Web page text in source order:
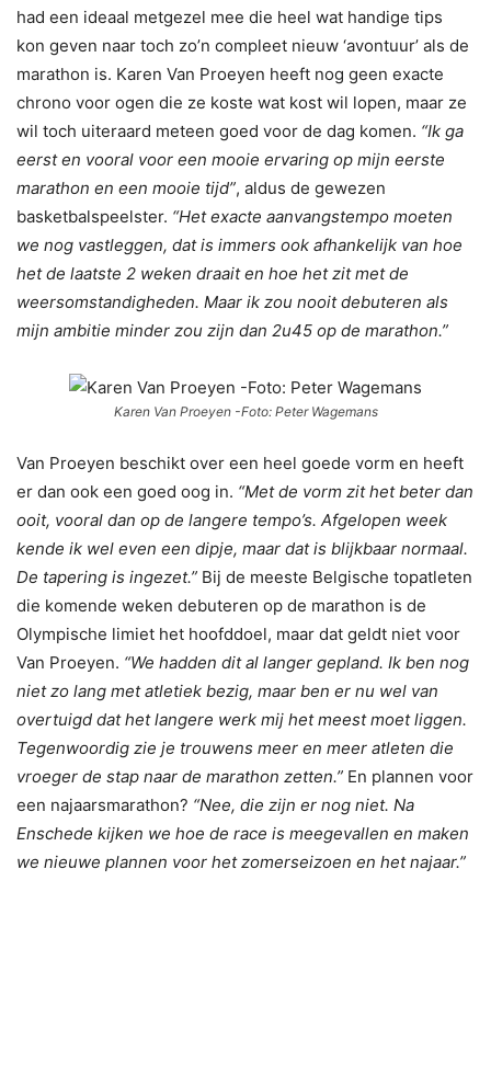
had een ideaal metgezel mee die heel wat handige tips
kon geven naar toch zo’n compleet nieuw ‘avontuur’ als de
marathon is. Karen Van Proeyen heeft nog geen exacte
chrono voor ogen die ze koste wat kost wil lopen, maar ze
wil toch uiteraard meteen goed voor de dag komen. “Ik ga
eerst en vooral voor een mooie ervaring op mijn eerste
marathon en een mooie tijd”, aldus de gewezen
basketbalspeelster. “Het exacte aanvangstempo moeten
we nog vastleggen, dat is immers ook afhankelijk van hoe
het de laatste 2 weken draait en hoe het zit met de
weersomstandigheden. Maar ik zou nooit debuteren als
mijn ambitie minder zou zijn dan 2u45 op de marathon.”
Karen Van Proeyen -Foto: Peter Wagemans
Van Proeyen beschikt over een heel goede vorm en heeft
er dan ook een goed oog in. “Met de vorm zit het beter dan
ooit, vooral dan op de langere tempo’s. Afgelopen week
kende ik wel even een dipje, maar dat is blijkbaar normaal.
De tapering is ingezet.” Bij de meeste Belgische topatleten
die komende weken debuteren op de marathon is de
Olympische limiet het hoofddoel, maar dat geldt niet voor
Van Proeyen. “We hadden dit al langer gepland. Ik ben nog
niet zo lang met atletiek bezig, maar ben er nu wel van
overtuigd dat het langere werk mij het meest moet liggen.
Tegenwoordig zie je trouwens meer en meer atleten die
vroeger de stap naar de marathon zetten.” En plannen voor
een najaarsmarathon? “Nee, die zijn er nog niet. Na
Enschede kijken we hoe de race is meegevallen en maken
we nieuwe plannen voor het zomerseizoen en het najaar.”